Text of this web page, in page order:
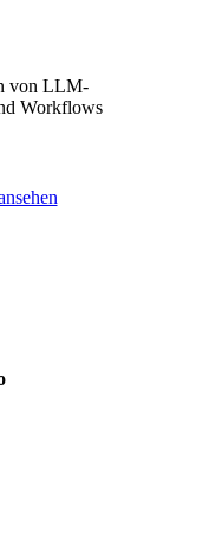
von LLM-
Workflows